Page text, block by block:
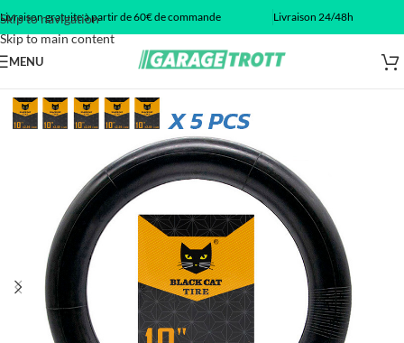
Skip to navigation
Skip to main content
Livraison gratuite à partir de 60€ de commande Livraison 24/48h
MENU